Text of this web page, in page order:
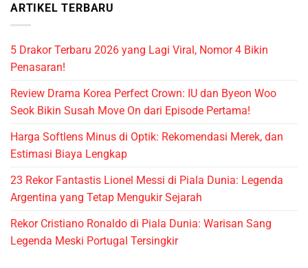
ARTIKEL TERBARU
5 Drakor Terbaru 2026 yang Lagi Viral, Nomor 4 Bikin
Penasaran!
Review Drama Korea Perfect Crown: IU dan Byeon Woo
Seok Bikin Susah Move On dari Episode Pertama!
Harga Softlens Minus di Optik: Rekomendasi Merek, dan
Estimasi Biaya Lengkap
23 Rekor Fantastis Lionel Messi di Piala Dunia: Legenda
Argentina yang Tetap Mengukir Sejarah
Rekor Cristiano Ronaldo di Piala Dunia: Warisan Sang
Legenda Meski Portugal Tersingkir